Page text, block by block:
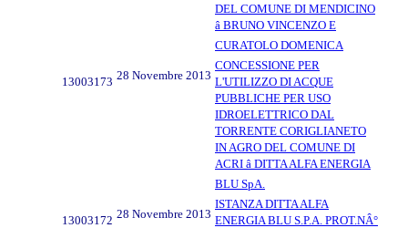
DEL COMUNE DI MENDICINO
â BRUNO VINCENZO E
CURATOLO DOMENICA
13003173 28 Novembre 2013
CONCESSIONE PER
L'UTILIZZO DI ACQUE
PUBBLICHE PER USO
IDROELETTRICO DAL
TORRENTE CORIGLIANETO
IN AGRO DEL COMUNE DI
ACRI â DITTA ALFA ENERGIA
BLU SpA.
13003172 28 Novembre 2013
ISTANZA DITTA ALFA
ENERGIA BLU S.P.A. PROT.NÂ°